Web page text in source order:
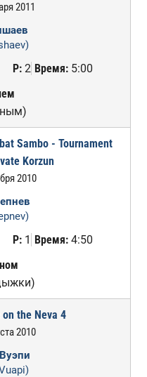
2011
Р:2 Время:5:00
Sambo - Tournament
Korzun
2010
Р:1 Время:4:50
the Neva 4
2010